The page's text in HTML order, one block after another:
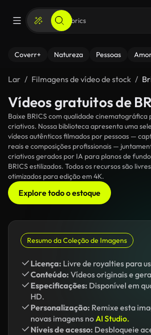
Coverr+ Natureza Pessoas
Lar Filmagens de vídeo de stock
Vídeos gratuitos de
Baixe BRICS com qualidade cinematográfica
criativos. Nossa biblioteca apresenta uma
vídeos autênticos filmados por pessoas —
reais e composições profissionais —
criativos gerados por IA para planos de
BRICS estilizados. Todos os recursos são
otimizados para edição em 4K.
Explore todo o estoque
Resumo da Coleção de Imagens
Licença: Livre de royalties para
Conteúdo: Vídeos originais e
Especificações: Disponível em
HD.
Personalização: Remixe esta
novas imagens noAI Studio.
Níveis de acesso: Desbloqueie